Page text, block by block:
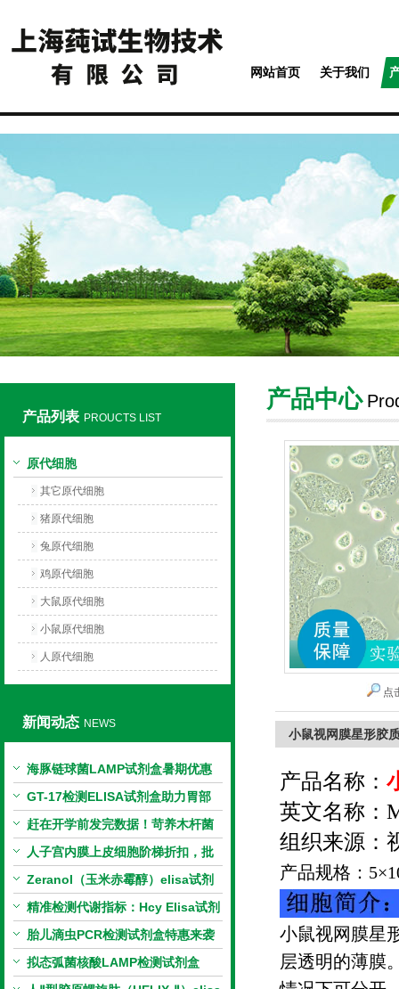
网站首页 关于我们
产品列表 PROUCTS LIST
原代细胞
其它原代细胞
猪原代细胞
兔原代细胞
鸡原代细胞
大鼠原代细胞
小鼠原代细胞
人原代细胞
新闻动态 NEWS
海豚链球菌LAMP试剂盒暑期优惠
GT-17检测ELISA试剂盒助力胃部
相关指标样本定量研究
赶在开学前发完数据！苛养木杆菌
PCR检测试剂盒暑假优惠开启
人子宫内膜上皮细胞阶梯折扣，批
量更划算
Zeranol（玉米赤霉醇）elisa试剂
盒特惠
精准检测代谢指标：Hcy Elisa试剂
盒的科研应用与技术特点
胎儿滴虫PCR检测试剂盒特惠来袭
拟态弧菌核酸LAMP检测试剂盒
产品中心
点
小鼠视网膜星形胶
产品名称：
英文名称：
组织来源：
产品规格： 5×
小鼠视网膜星
层透明的薄膜